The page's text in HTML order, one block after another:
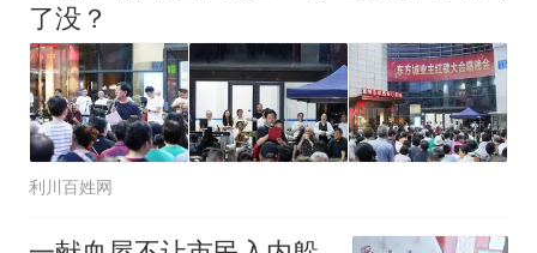
了没？
利川百姓网